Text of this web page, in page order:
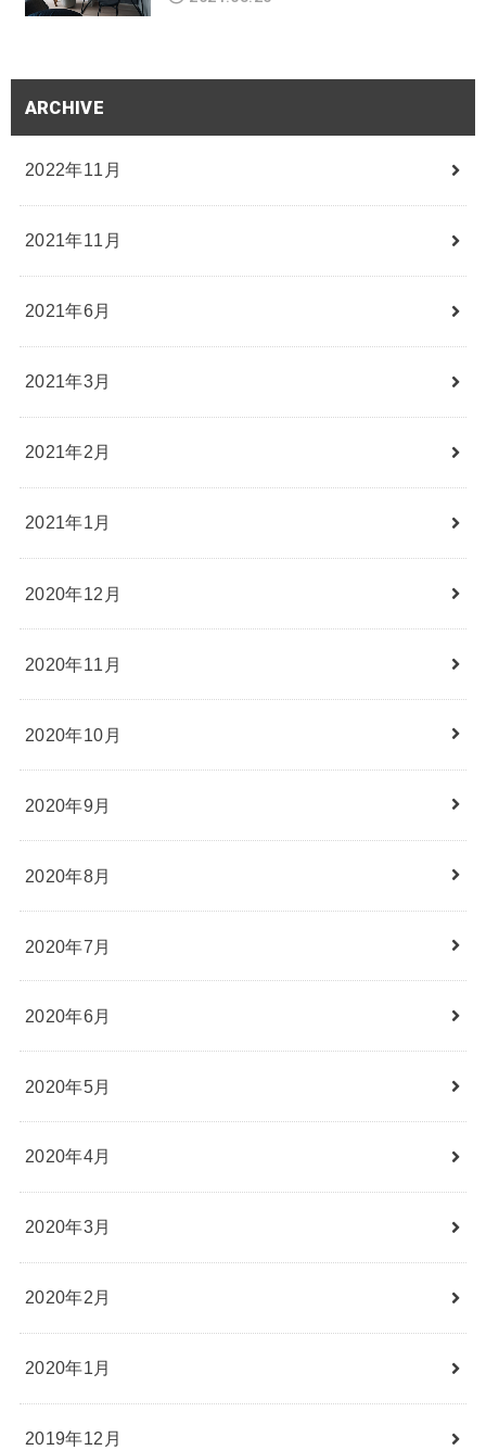
ARCHIVE
2022年11月
2021年11月
2021年6月
2021年3月
2021年2月
2021年1月
2020年12月
2020年11月
2020年10月
2020年9月
2020年8月
2020年7月
2020年6月
2020年5月
2020年4月
2020年3月
2020年2月
2020年1月
2019年12月